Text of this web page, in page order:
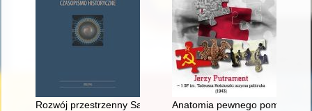
Rozwój przestrzenny Santiago de Compostela w okresie
Anatomia pewnego